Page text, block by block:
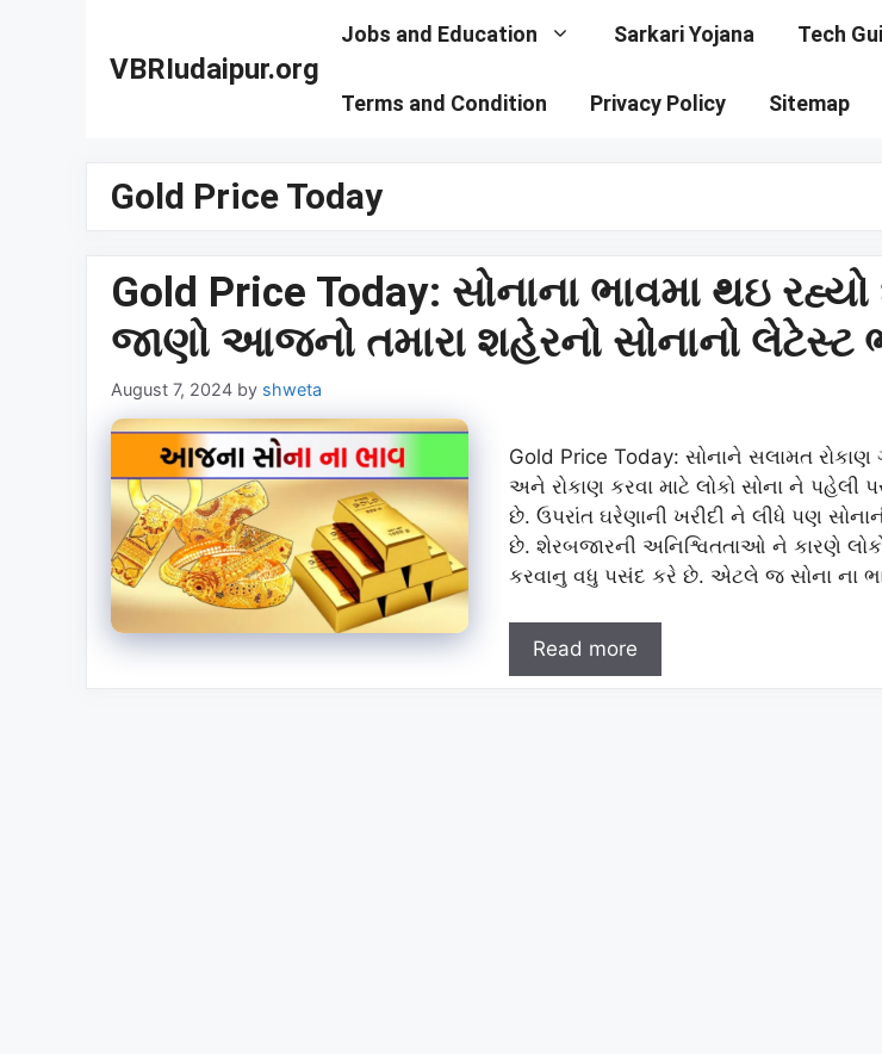
VBRIudaipur.org
Jobs and Education Sarkari Yojana Tech
Terms and Condition Privacy Policy Sitemap
Gold Price Today
Gold Price Today: સોનાના ભાવમા થઇ રહ્યો
જાણો આજનો તમારા શહેરનો સોનાનો લેટેસ્ટ
August 7, 2024 by shweta
Gold Price Today: સોનાને સલામત
અને રોકાણ કરવા માટે લોકો સોના ને પહેલી
છે. ઉપરાંત ઘરેણાની ખરીદી ને લીધે પણ
છે. શેરબજારની અનિશ્વિતતાઓ ને કારણે લોકો
કરવાનુ વધુ પસંદ કરે છે. એટલે જ સોના ના
Read more